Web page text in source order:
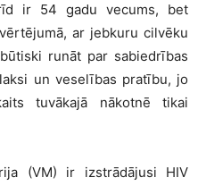
ir 54 gadu vecums, bet
ar jebkuru cilvēku
runāt par sabiedrības
un veselības pratību, jo
tuvākajā nākotnē tikai
(VM) ir izstrādājusi HIV